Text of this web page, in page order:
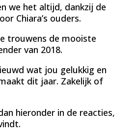
we het altijd, dankzij de
Chiara’s ouders.
trouwens de mooiste
van 2018.
wat jou gelukkig en
dit jaar. Zakelijk of
hieronder in de reacties,